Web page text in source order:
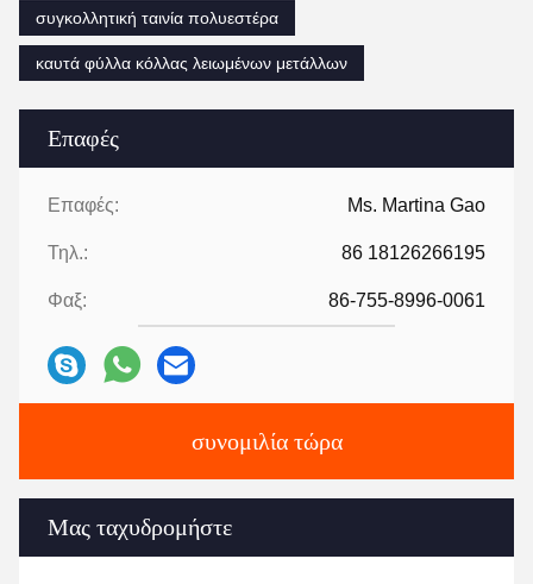
Επαφές
Επαφές: Ms. Martina Gao
Τηλ.: 86 18126266195
Φαξ: 86-755-8996-0061
συνομιλία τώρα
Μας ταχυδρομήστε
συγκολλητική ταινία πολυεστέρα
καυτά φύλλα κόλλας λειωμένων μετάλλων